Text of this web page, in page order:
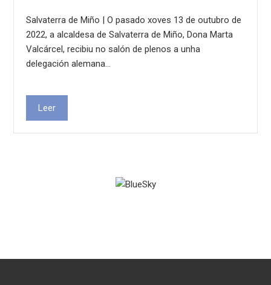
Salvaterra de Miño | O pasado xoves 13 de outubro de
2022, a alcaldesa de Salvaterra de Miño, Dona Marta
Valcárcel, recibiu no salón de plenos a unha
delegación alemana…
Leer